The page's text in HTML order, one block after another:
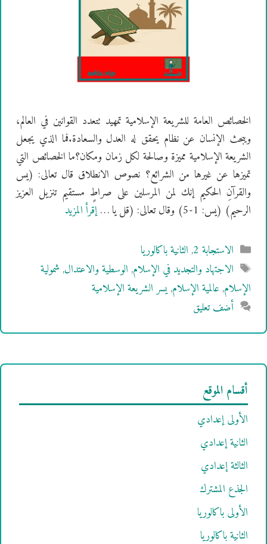
الخصائص العامة للشريعة الإسلامية تمهيد تتعدد القوانين في العالم،
ويبحث الإنسان عن نظام يحقق له العدل والسعادة.فما الذي يجعل
الشريعة الإسلامية مميزة وصالحة لكل زمان ومكان؟ما الخصائص التي
تميزها عن غيرها من الشرائع؟ نصوص الانطلاق قال تعالى: (يس
والقرآنِ الحكيم إنك لمن المرسلين على صراطٍ مستقيم تنزيل العزيز
الرحيم) (يس: 1-5) وقال تعالى: (قل يا …
إقرأ المزيد
التصنيفات
الاستجابة 2 ,الثانية باكالوريا
الوسوم
الاجتهاد والتجديد في الإسلام,الوسطية والاعتدال,شمولية
الإسلام,عالمية الإسلام,يسر الشريعة الإسلامية
أضف تعليق
أقسام الموقع
الأولى إعدادي
الثانية إعدادي
الثالثة إعدادي
الجذع المشترك
الأولى باكالوريا
الثانية باكالوريا